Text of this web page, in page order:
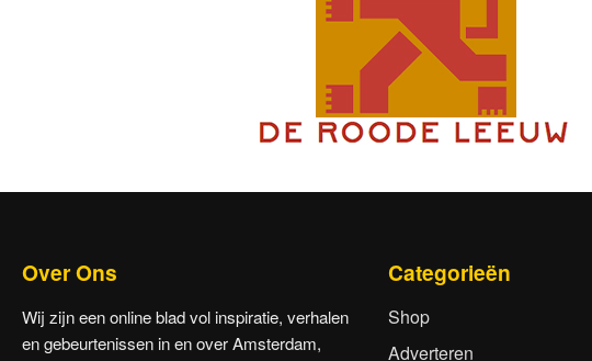
Over Ons
Wij zijn een online blad vol inspiratie, verhalen
en gebeurtenissen in en over Amsterdam,
Categorieën
Shop
Adverteren